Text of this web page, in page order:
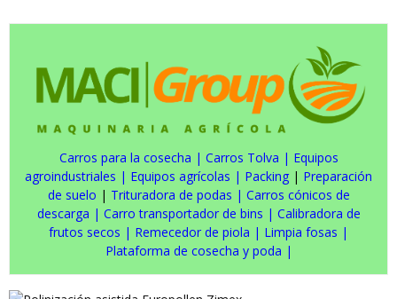
Carros para la cosecha | Carros Tolva | Equipos
agroindustriales | Equipos agrícolas | Packing | Preparación
de suelo | Trituradora de podas | Carros cónicos de
descarga | Carro transportador de bins | Calibradora de
frutos secos | Remecedor de piola | Limpia fosas |
Plataforma de cosecha y poda |